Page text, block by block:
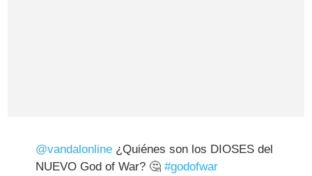
@vandalonline ¿Quiénes son los DIOSES del
NUEVO God of War? 🤔#godofwar